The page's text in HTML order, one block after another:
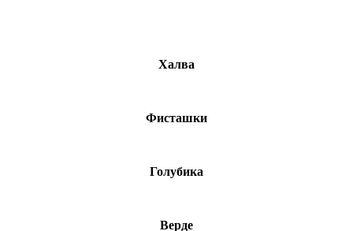
Халва
Фисташки
Голубика
Верде